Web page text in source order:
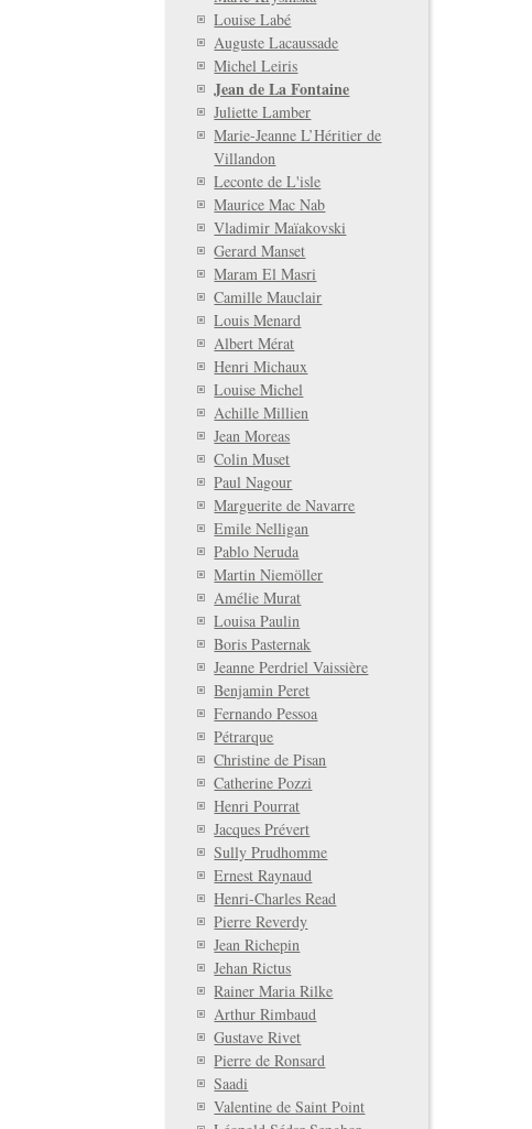
Louise Labé
Auguste Lacaussade
Michel Leiris
Jean de La Fontaine
Juliette Lamber
Marie-Jeanne L’Héritier de
Villandon
Leconte de L'isle
Maurice Mac Nab
Vladimir Maïakovski
Gerard Manset
Maram El Masri
Camille Mauclair
Louis Menard
Albert Mérat
Henri Michaux
Louise Michel
Achille Millien
Jean Moreas
Colin Muset
Paul Nagour
Marguerite de Navarre
Emile Nelligan
Pablo Neruda
Martin Niemöller
Amélie Murat
Louisa Paulin
Boris Pasternak
Jeanne Perdriel Vaissière
Benjamin Peret
Fernando Pessoa
Pétrarque
Christine de Pisan
Catherine Pozzi
Henri Pourrat
Jacques Prévert
Sully Prudhomme
Ernest Raynaud
Henri-Charles Read
Pierre Reverdy
Jean Richepin
Jehan Rictus
Rainer Maria Rilke
Arthur Rimbaud
Gustave Rivet
Pierre de Ronsard
Saadi
Valentine de Saint Point